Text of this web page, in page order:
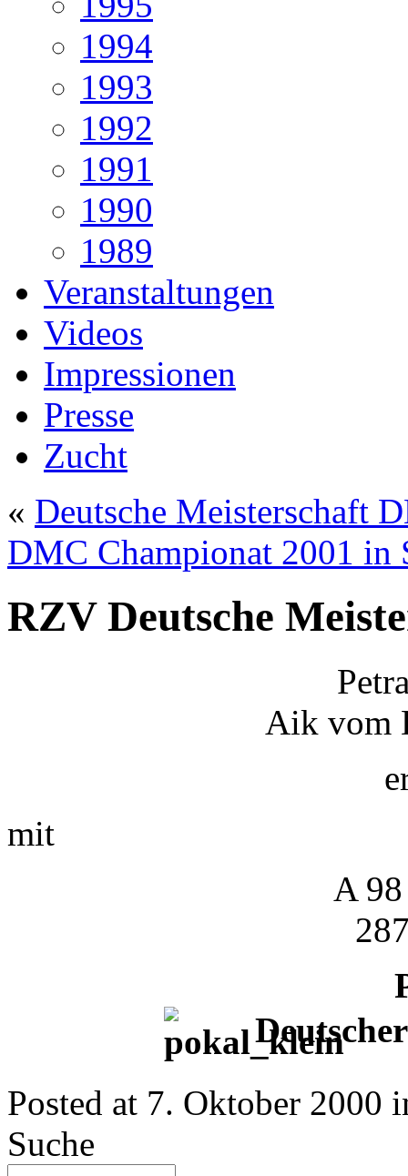
1994
1993
1992
1991
1990
1989
Veranstaltungen
Videos
Impressionen
Presse
Zucht
« Deutsche Meisterschaft
DMC Championat 2001 in
RZV Deutsche
Aik vom
mit
A
Posted at 7. Oktober 2000
Suche